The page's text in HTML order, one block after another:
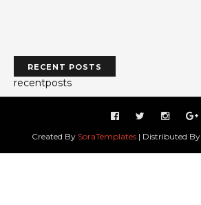
RECENT POSTS
recentposts
Created By SoraTemplates | Distributed By